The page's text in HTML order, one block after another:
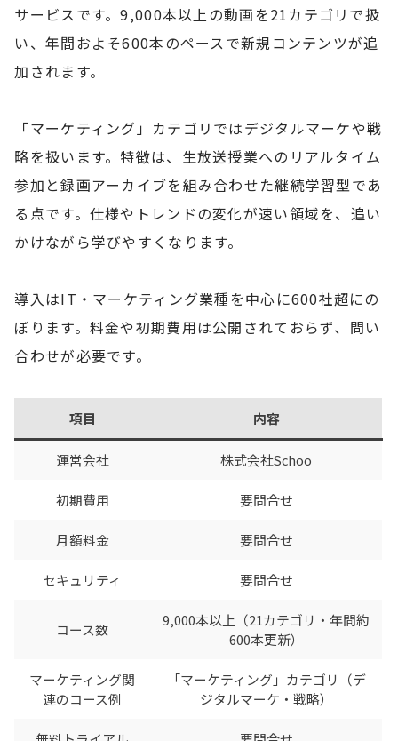
サービスです。9,000本以上の動画を21カテゴリで扱
い、年間およそ600本のペースで新規コンテンツが追
加されます。
「マーケティング」カテゴリではデジタルマーケや戦
略を扱います。特徴は、生放送授業へのリアルタイム
参加と録画アーカイブを組み合わせた継続学習型であ
る点です。仕様やトレンドの変化が速い領域を、追い
かけながら学びやすくなります。
導入はIT・マーケティング業種を中心に600社超にの
ぼります。料金や初期費用は公開されておらず、問い
合わせが必要です。
項目 内容
運営会社 株式会社Schoo
初期費用 要問合せ
月額料金 要問合せ
セキュリティ 要問合せ
コース数
9,000本以上（21カテゴリ・年間約
600本更新）
マーケティング関
連のコース例
「マーケティング」カテゴリ（デ
ジタルマーケ・戦略）